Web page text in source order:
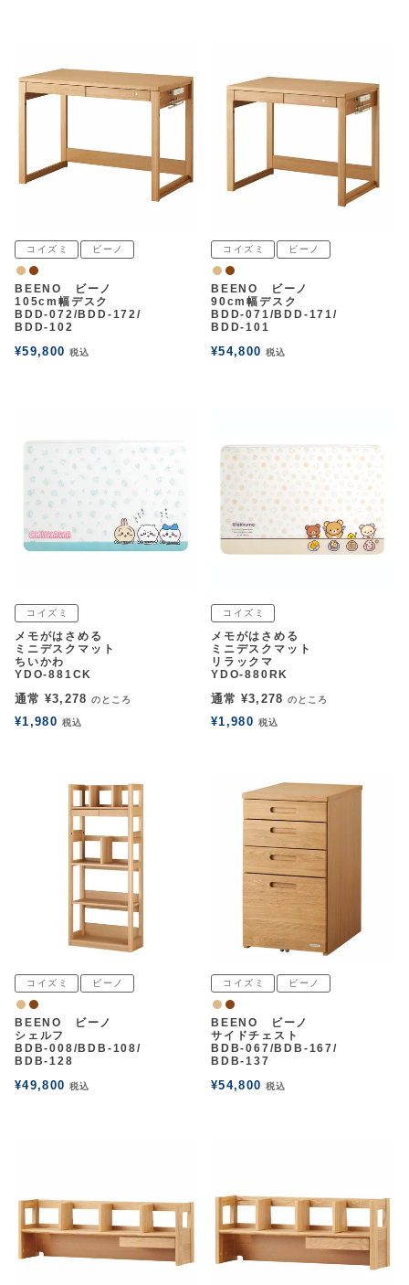
コイズミ ビーノ
ナチュラル
ウォルナット
BEENO ビーノ
105cm幅デスク
BDD-072/BDD-172/
BDD-102
¥59,800 税込
コイズミ ビーノ
ナチュラル
ウォルナット
BEENO ビーノ
90cm幅デスク
BDD-071/BDD-171/
BDD-101
¥54,800 税込
コイズミ
メモがはさめる
ミニデスクマット
ちいかわ
YDO-881CK
通常 ¥3,278 のところ
¥1,980 税込
コイズミ
メモがはさめる
ミニデスクマット
リラックマ
YDO-880RK
通常 ¥3,278 のところ
¥1,980 税込
コイズミ ビーノ
ナチュラル
ウォルナット
BEENO ビーノ
シェルフ
BDB-008/BDB-108/
BDB-128
¥49,800 税込
コイズミ ビーノ
ナチュラル
ウォルナット
BEENO ビーノ
サイドチェスト
BDB-067/BDB-167/
BDB-137
¥54,800 税込